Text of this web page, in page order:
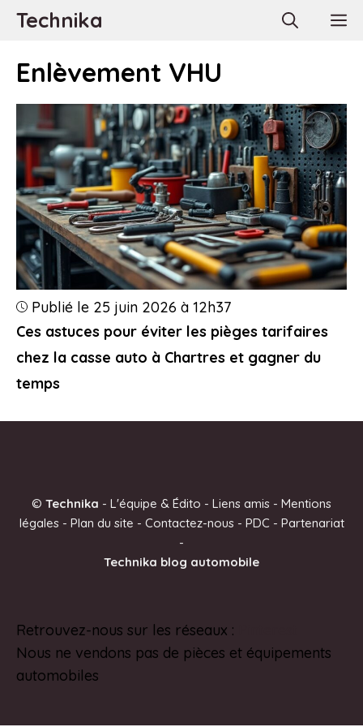
AllerTechnika
Enlèvement VHU
Ces astuces pour éviter les pièges tarifaires
chez la casse auto à Chartres et gagner du
temps
Publié le 25 juin 2026 à 12h37
© Technika - L'équipe & Édito - Liens amis - Mentions
légales- Plan du site - Contactez-nous- PDC - Partenariat
-
Technika blog automobile
Retrouvez-nous sur les réseaux :
Nous ne vendons pas de pièces et équipements
automobiles